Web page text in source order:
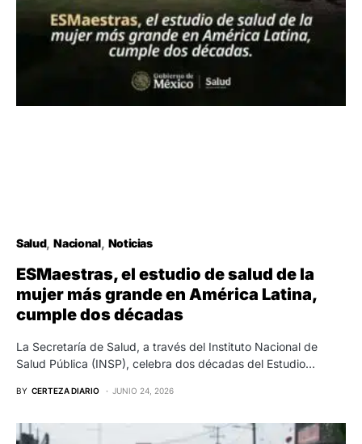
Salud Nacional Noticias
ESMaestras, el estudio de salud de la
mujer más grande en América Latina,
cumple dos décadas
La Secretaría de Salud, a través del Instituto Nacional de
Salud Pública (INSP), celebra dos décadas del Estudio…
BY CERTEZA DIARIO JUNIO 24, 2026